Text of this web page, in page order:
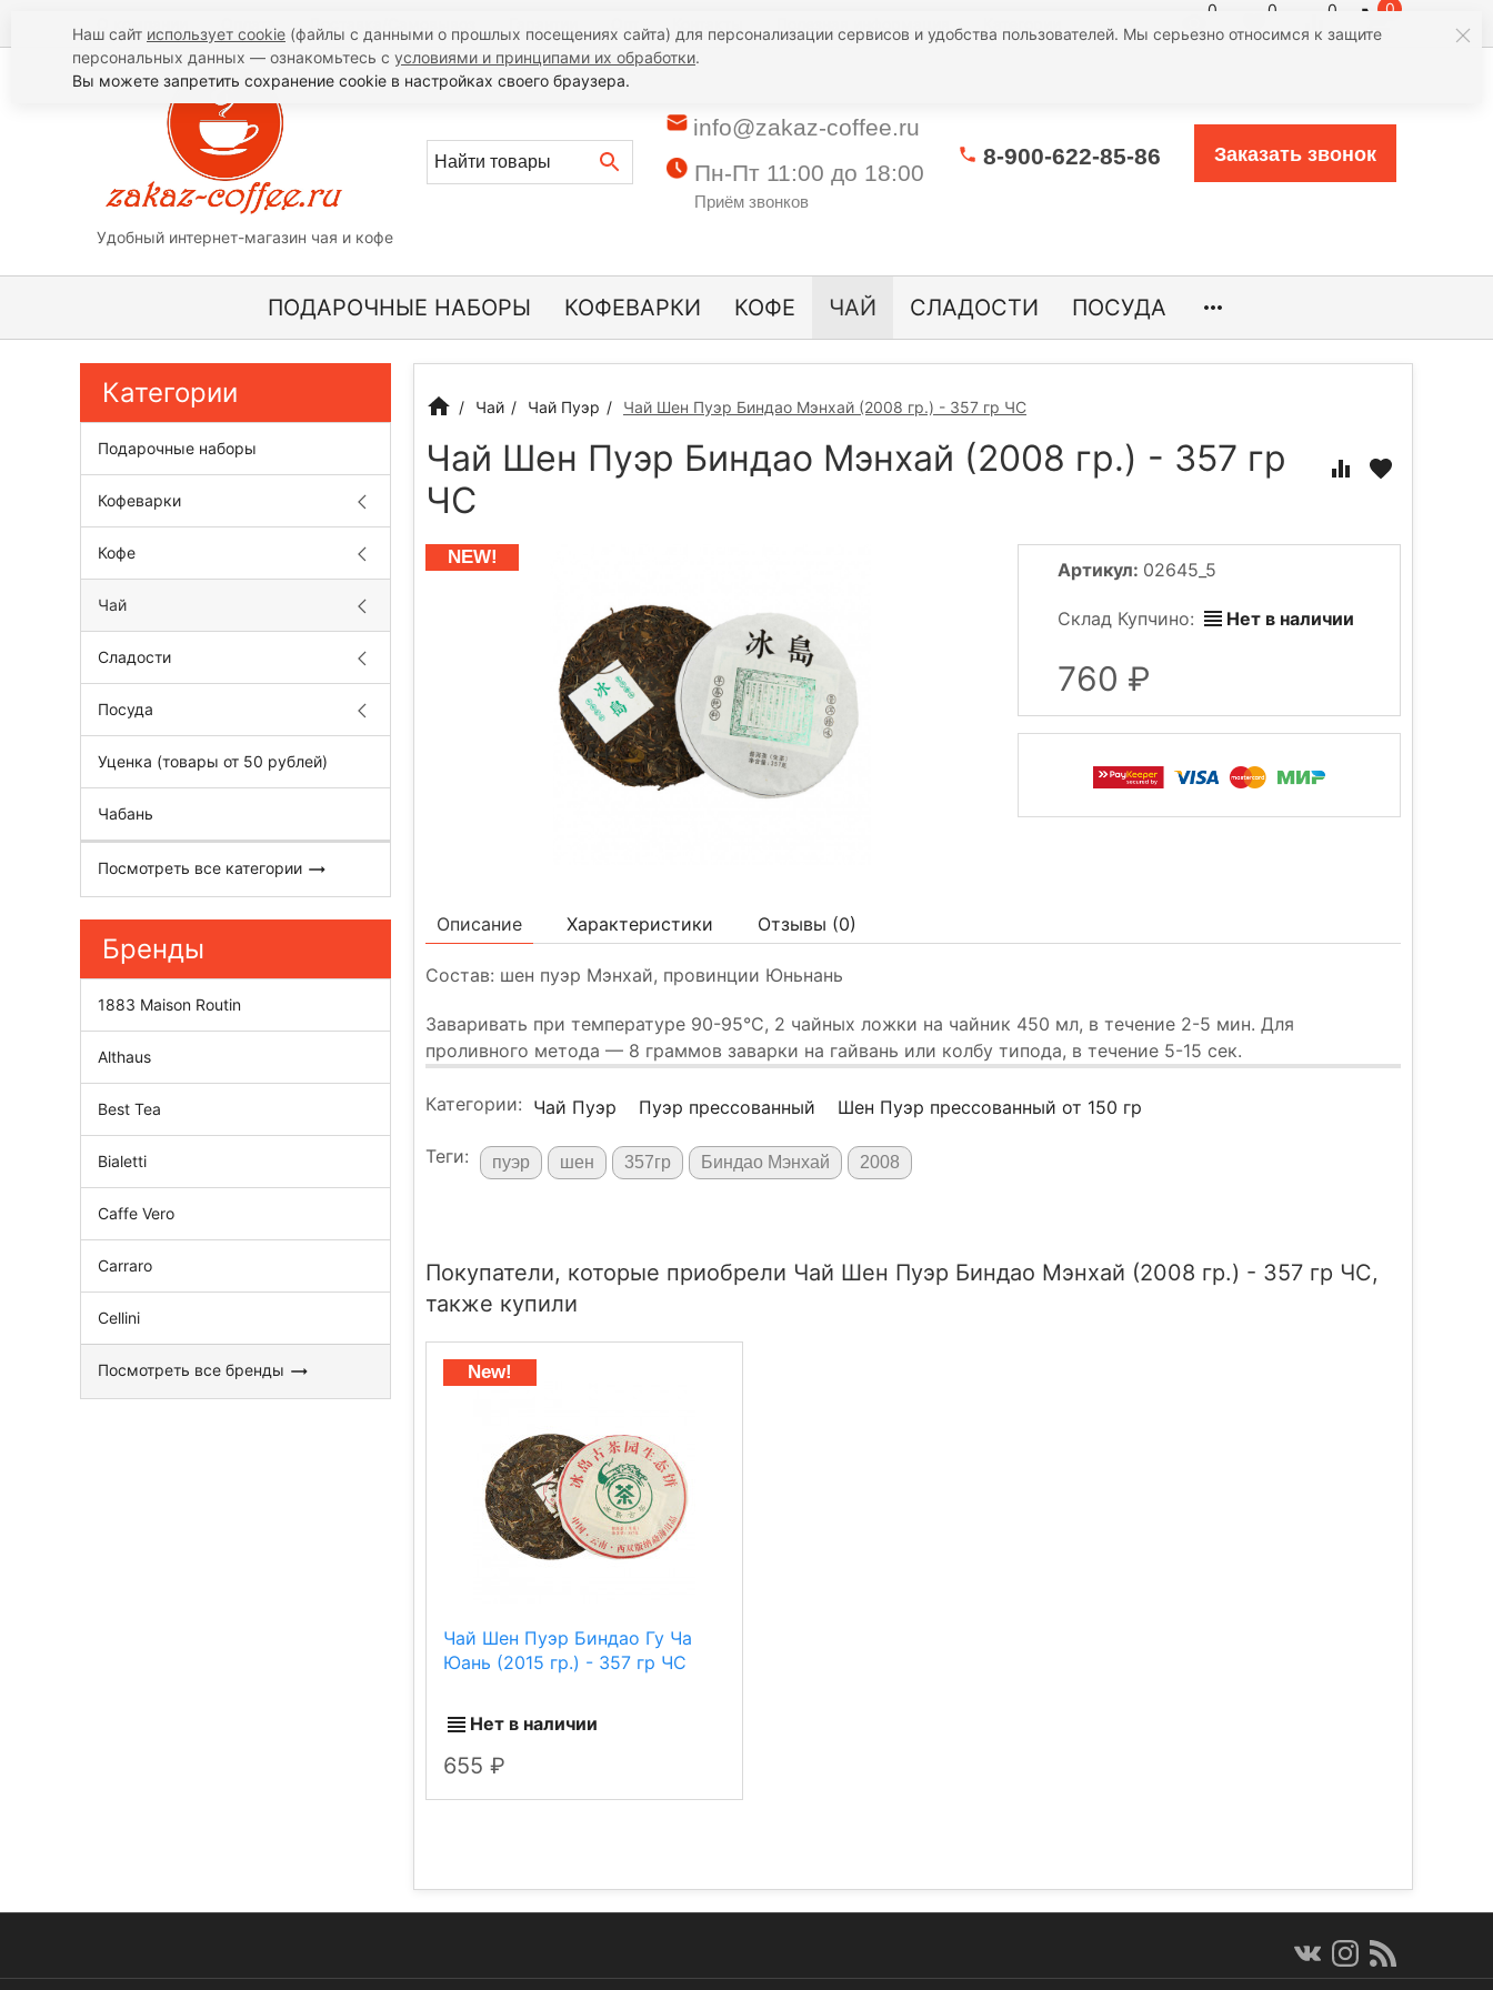
О компании Оплата Доставка/Самовывоз
0 0 0 0
Удобный интернет-магазин чая и кофе
info@zakaz-coffee.ru
Пн-Пт 11:00 до 18:00
Приём звонков
8-900-622-85-86 Заказать звонок
ПОДАРОЧНЫЕ НАБОРЫ КОФЕВАРКИ КОФЕ ЧАЙ СЛАДОСТИ ПОСУДА
Чай Чай Пуэр Чай Шен Пуэр Биндао Мэнхай (2008 гр.) - 357 гр ЧС
Чай Шен Пуэр Биндао Мэнхай (2008 гр.) - 357 гр
ЧС
NEW!
Артикул: 02645_5
Склад Купчино: Нет в наличии
760
Описание Характеристики Отзывы (0)
Состав: шен пуэр Мэнхай, провинции Юньнань
Заваривать при температуре 90-95°C, 2 чайных ложки на чайник 450 мл, в течение 2-5 мин. Для
проливного метода — 8 граммов заварки на гайвань или колбу типода, в течение 5-15 сек.
Категории: Чай Пуэр Пуэр прессованный Шен Пуэр прессованный от 150 гр
Теги: пуэр шен 357гр Биндао Мэнхай 2008
Покупатели, которые приобрели Чай Шен Пуэр Биндао Мэнхай (2008 гр.) - 357 гр ЧС,
также купили
Чай Шен Пуэр Биндао Гу Ча
Юань (2015 гр.) - 357 гр ЧС
Нет в наличии
655
New!
Категории
Подарочные наборы
Кофеварки
Кофе
Чай
Сладости
Посуда
Уценка (товары от 50 рублей)
Чабань
Посмотреть все категории
Бренды
1883 Maison Routin
Althaus
Best Tea
Bialetti
Caffe Vero
Carraro
Cellini
Посмотреть все бренды
Наш сайт использует cookie (файлы с данными о прошлых посещениях сайта) для персонализации сервисов и удобства пользователей. Мы серьезно относимся к защите
персональных данных — ознакомьтесь с условиями и принципами их обработки.
Вы можете запретить сохранение cookie в настройках своего браузера.